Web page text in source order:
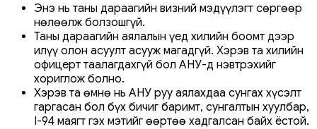
Энэ нь таны дараагийн визний мэдүүлэгт сөргөөр
нөлөөлж болзошгүй.
Таны дараагийн аялалын үед хилийн боомт дээр
илүү олон асуулт асууж магадгүй. Хэрэв та хилийн
офицерт таалагдахгүй бол АНУ-д нэвтрэхийг
хориглож болно.
Хэрэв та өмнө нь АНУ руу аялахдаа сунгах хүсэлт
гаргасан бол бүх бичиг баримт, сунгалтын хуулбар,
I-94 маягт гэх мэтийг өөртөө хадгалсан байх ёстой.